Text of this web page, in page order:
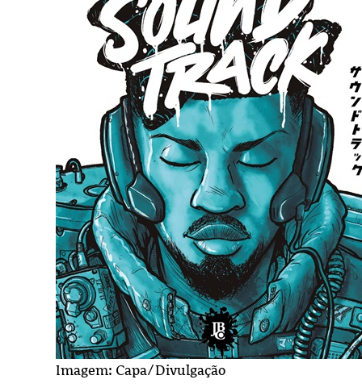
Imagem: Capa/Divulgação